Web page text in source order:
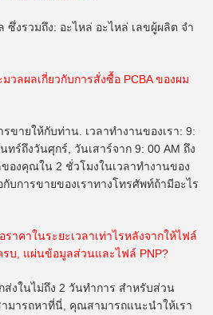
ซึ่งรวมถึง: อะไหล่ อะไหล่ เลขผู้ผลิต จํา
วลผลเกี่ยวกับการสั่งซื้อ PCBA ของผม
ขายให้กับท่าน. เวลาทํางานของเรา: 9:
ทร์ถึงวันศุกร์, วันเสาร์จาก 9: 00 AM ถึง
ของคุณใน 2 ชั่วโมงในเวลาทํางานของ
บการขายของเราทางโทรศัพท์ถ้ามีอะไร
าคาในระยะเวลาเท่าไรหลังจากให้ไฟล์
รบ, แผ่นข้อมูลส่วนและไฟล์ PNP?
ส่งในไม่ถึง 2 วันทําการ สําหรับส่วน
มารถหาที่นี่, คุณสามารถแนะนําให้เรา